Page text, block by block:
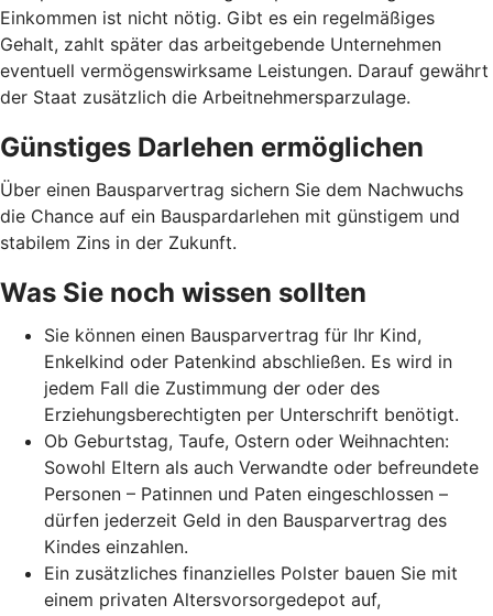
Einkommen ist nicht nötig. Gibt es ein regelmäßiges
Gehalt, zahlt später das arbeitgebende Unternehmen
eventuell vermögenswirksame Leistungen. Darauf gewährt
der Staat zusätzlich die Arbeitnehmer­spar­zulage.
Günstiges Darlehen ermöglichen
Über einen Bausparvertrag sichern Sie dem Nachwuchs
die Chance auf ein Bauspardarlehen mit günstigem und
stabilem Zins in der Zukunft.
Was Sie noch wissen sollten
Sie können einen Bausparvertrag für Ihr Kind,
Enkelkind oder Patenkind abschließen. Es wird in
jedem Fall die Zustimmung der oder des
Erziehungsberechtigten per Unterschrift benötigt.
Ob Geburtstag, Taufe, Ostern oder Weihnachten:
Sowohl Eltern als auch Verwandte oder befreundete
Personen – Patinnen und Paten eingeschlossen –
dürfen jederzeit Geld in den Bausparvertrag des
Kindes einzahlen.
Ein zusätzliches finanzielles Polster bauen Sie mit
einem privaten Altersvorsorgedepot auf,